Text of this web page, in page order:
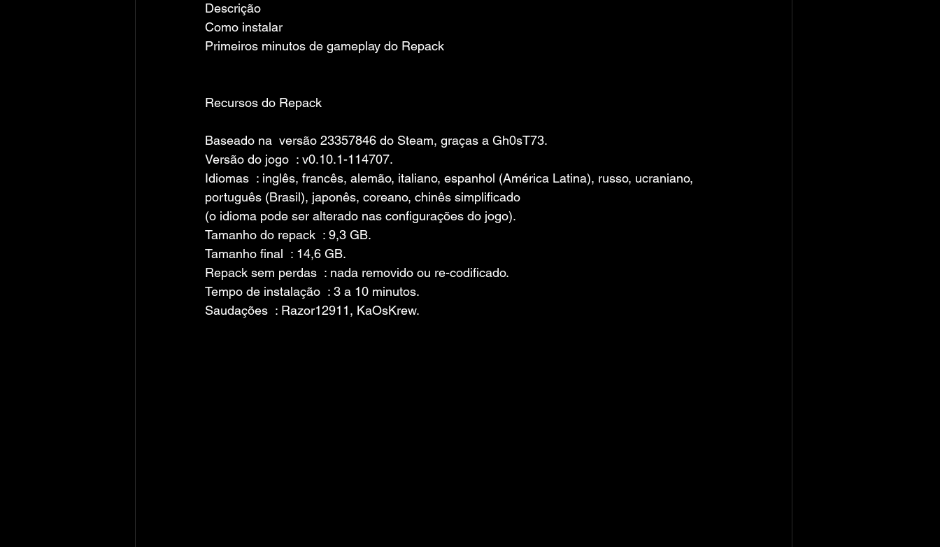
Descrição
Como instalar
Primeiros minutos de gameplay do Repack
Recursos do Repack
Baseado na  versão 23357846 do Steam, graças a Gh0sT73.
Versão do jogo  : v0.10.1-114707.
Idiomas  : inglês, francês, alemão, italiano, espanhol (América Latina), russo, ucraniano,
português (Brasil), japonês, coreano, chinês simplificado
(o idioma pode ser alterado nas configurações do jogo).
Tamanho do repack  : 9,3 GB.
Tamanho final  : 14,6 GB.
Repack sem perdas  : nada removido ou re-codificado.
Tempo de instalação  : 3 a 10 minutos.
Saudações  : Razor12911, KaOsKrew.